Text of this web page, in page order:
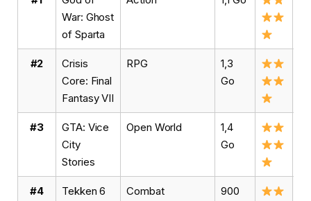
War: Ghost
of Sparta
#2
Crisis
Core: Final
Fantasy VII
RPG
1,3
Go
#3
GTA: Vice
City
Stories
Open World
1,4
Go
#4 Tekken 6 Combat
900